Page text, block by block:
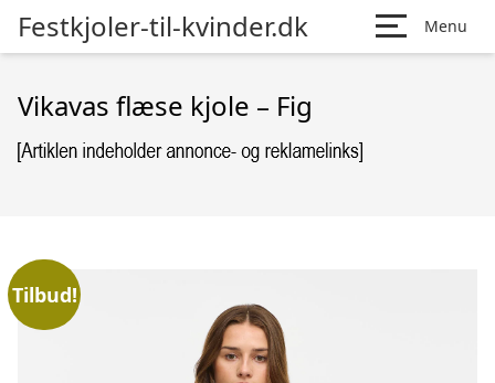
Festkjoler-til-kvinder.dk Menu
Vikavas flæse kjole – Fig
Tilbud!